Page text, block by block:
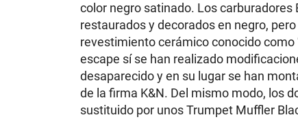
color negro satinado. Los
restaurados y decorados en negro,
revestimiento cerámico conocido como
escape sí se han realizado
desaparecido y en su lugar se han
de la firma K&N. Del mismo modo, los
sustituido por unos Trumpet Muffler